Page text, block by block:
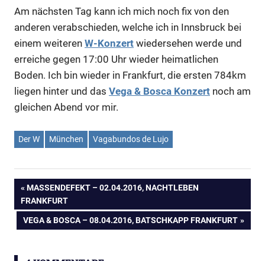
Am nächsten Tag kann ich mich noch fix von den
anderen verabschieden, welche ich in Innsbruck bei
einem weiteren W-Konzert wiedersehen werde und
erreiche gegen 17:00 Uhr wieder heimatlichen
Boden. Ich bin wieder in Frankfurt, die ersten 784km
liegen hinter und das Vega & Bosca Konzert noch am
gleichen Abend vor mir.
Der W München Vagabundos de Lujo
Beitragsnavigation
VORHERIGER
BEITRAG:
MASSENDEFEKT – 02.04.2016, NACHTLEBEN
FRANKFURT
NÄCHSTER
BEITRAG:
VEGA & BOSCA – 08.04.2016, BATSCHKAPP FRANKFURT